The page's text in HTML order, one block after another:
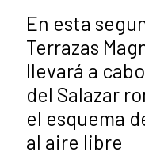
En esta
Terrazas
llevará a
del Salazar
el esquema
al aire libre